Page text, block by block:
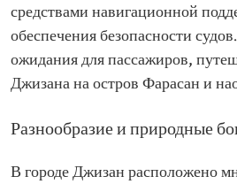
средствами навигационной
обеспечения безопасности
ожидания для пассажиров,
Джизана на остров Фарасан и
Разнообразие и природные
В городе Джизан расположено